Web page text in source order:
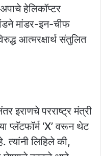
हेलिकॉप्टर
मांडर-इन-चीफ
आत्मरक्षार्थ संतुलित
इराणचे परराष्ट्र मंत्री
प्लॅटफॉर्म ‘X’ वरून थेट
त्यांनी लिहिले की,